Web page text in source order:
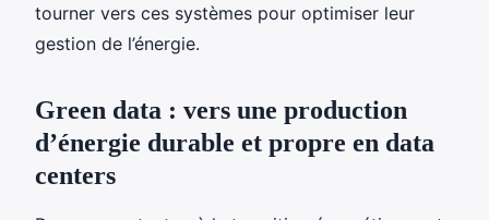
tourner vers ces systèmes pour optimiser leur
gestion de l’énergie.
Green data : vers une production
d’énergie durable et propre en data
centers